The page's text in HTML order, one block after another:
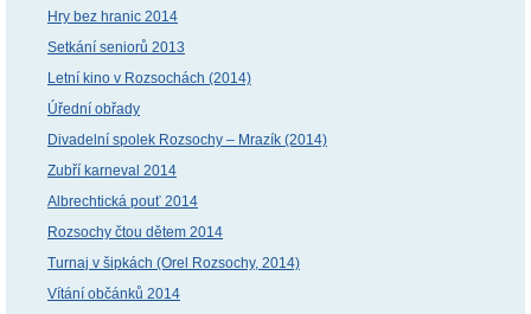
Hry bez hranic 2014
Setkání seniorů 2013
Letní kino v Rozsochách (2014)
Úřední obřady
Divadelní spolek Rozsochy – Mrazík (2014)
Zubří karneval 2014
Albrechtická pouť 2014
Rozsochy čtou dětem 2014
Turnaj v šipkách (Orel Rozsochy, 2014)
Vítání občánků 2014